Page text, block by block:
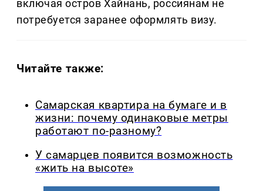
включая остров Хайнань, россиянам не
потребуется заранее оформлять визу.
Читайте также:
Самарская квартира на бумаге и в
жизни: почему одинаковые метры
работают по-разному?
У самарцев появится возможность
«жить на высоте»